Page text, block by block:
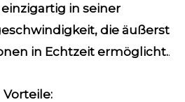
in seiner
die äußerst
in Echtzeit ermöglicht..
Vorteile: